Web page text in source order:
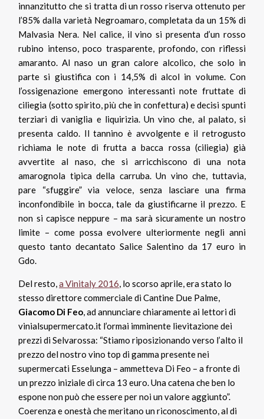
innanzitutto che si tratta di un rosso riserva ottenuto per
l’85% dalla varietà Negroamaro, completata da un 15% di
Malvasia Nera. Nel calice, il vino si presenta d’un rosso
rubino intenso, poco trasparente, profondo, con riflessi
amaranto. Al naso un gran calore alcolico, che solo in
parte si giustifica con i 14,5% di alcol in volume. Con
l’ossigenazione emergono interessanti note fruttate di
ciliegia (sotto spirito, più che in confettura) e decisi spunti
terziari di vaniglia e liquirizia. Un vino che, al palato, si
presenta caldo. Il tannino è avvolgente e il retrogusto
richiama le note di frutta a bacca rossa (ciliegia) già
avvertite al naso, che si arricchiscono di una nota
amarognola tipica della carruba. Un vino che, tuttavia,
pare “sfuggire” via veloce, senza lasciare una firma
inconfondibile in bocca, tale da giustificarne il prezzo. E
non si capisce neppure – ma sarà sicuramente un nostro
limite – come possa evolvere ulteriormente negli anni
questo tanto decantato Salice Salentino da 17 euro in
Gdo.
Del resto,a Vinitaly 2016, lo scorso aprile, era stato lo
stesso direttore commerciale di Cantine Due Palme,
Giacomo Di Feo, ad annunciare chiaramente ai lettori di
vinialsupermercato.it l’ormai imminente lievitazione dei
prezzi di Selvarossa: “Stiamo riposizionando verso l’alto il
prezzo del nostro vino top di gamma presente nei
supermercati Esselunga – ammetteva Di Feo – a fronte di
un prezzo iniziale di circa 13 euro. Una catena che ben lo
espone non può che essere per noi un valore aggiunto”.
Coerenza e onestà che meritano un riconoscimento, al di